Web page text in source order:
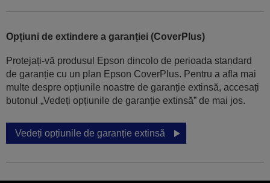
Opțiuni de extindere a garanției (CoverPlus)
Protejați-vă produsul Epson dincolo de perioada standard
de garanție cu un plan Epson CoverPlus. Pentru a afla mai
multe despre opțiunile noastre de garanție extinsă, accesați
butonul „Vedeți opțiunile de garanție extinsă” de mai jos.
Vedeți opțiunile de garanție extinsă